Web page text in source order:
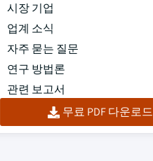
시장 기업
업계 소식
자주 묻는 질문
연구 방법론
관련 보고서
무료 PDF 다운로드